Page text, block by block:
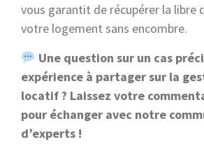
vous garantit de récupérer la libre
votre logement sans encombre.
Une question sur un cas
expérience à partager sur la
locatif ? Laissez votre
pour échanger avec notre
d’experts !